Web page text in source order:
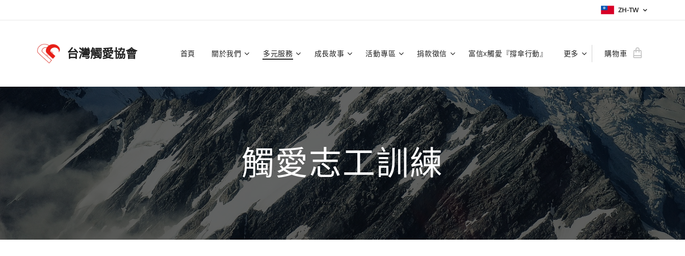
ZH-TW
台灣觸愛協會 首頁 關於我們 多元服務 成長故事 活動專區 捐款徵信 富信x觸愛『撐傘行動』 更多 購物車
觸愛志工訓練